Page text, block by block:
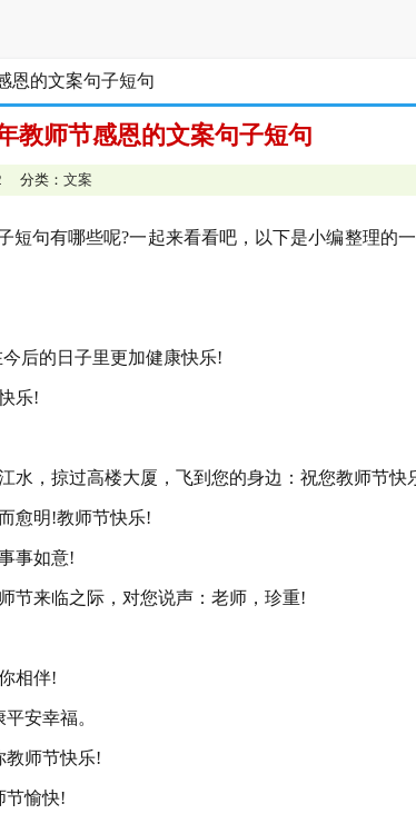
恩的文案句子短句
教师节感恩的文案句子短句
分类： 文案
句有哪些呢?一起来看看吧，以下是小编整理的
后的日子里更加健康快乐!
乐!
水，掠过高楼大厦，飞到您的身边：祝您教师节快
愈明!教师节快乐!
事如意!
节来临之际，对您说声：老师，珍重!
相伴!
安幸福。
教师节快乐!
节愉快!